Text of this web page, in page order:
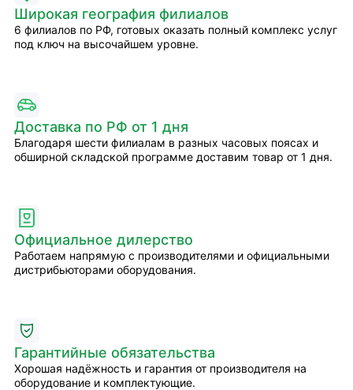
Широкая география филиалов
6 филиалов по РФ, готовых оказать полный комплекс услуг
под ключ на высочайшем уровне.
Доставка по РФ от 1 дня
Благодаря шести филиалам в разных часовых поясах и
обширной складской программе доставим товар от 1 дня.
Официальное дилерство
Работаем напрямую с производителями и официальными
дистрибьюторами оборудования.
Гарантийные обязательства
Хорошая надёжность и гарантия от производителя на
оборудование и комплектующие.